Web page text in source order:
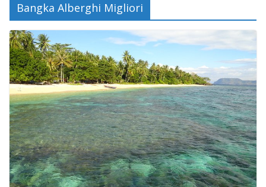
Bangka Alberghi Migliori